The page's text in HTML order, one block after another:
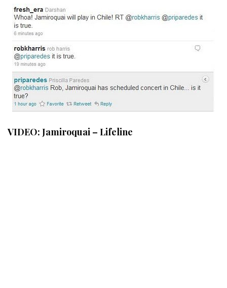
VIDEO: Jamiroquai – Lifeline